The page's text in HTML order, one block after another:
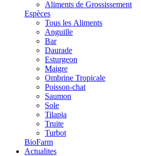
Aliments de Grossissement
Espèces
Tous les Aliments
Anguille
Bar
Daurade
Esturgeon
Maigre
Ombrine Tropicale
Poisson-chat
Saumon
Sole
Tilapia
Truite
Turbot
BioFarm
Actualites